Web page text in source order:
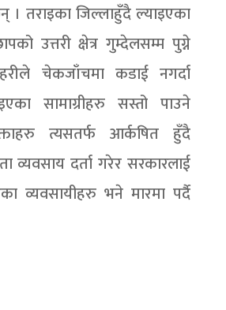
तराइका जिल्लाहुँदै ल्याइएका
उत्तरी क्षेत्र गुम्देलसम्म पुग्ने
चेकजाँचमा कडाई नगर्दा
सामाग्रीहरु सस्तो पाउने
त्यसतर्फ आर्कषित हुँदै
दर्ता गरेर सरकारलाई
व्यवसायीहरु भने मारमा पर्दै